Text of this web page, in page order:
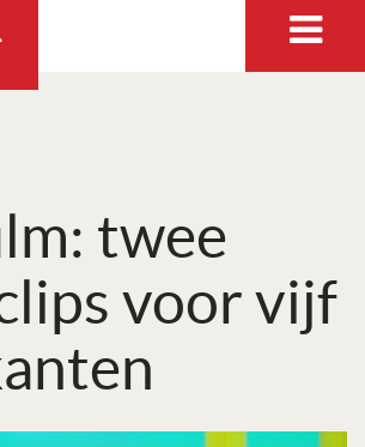
twee
voor vijf